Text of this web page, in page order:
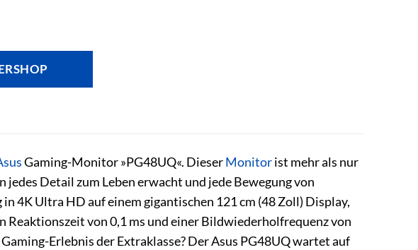
Gaming-Monitor »PG48UQ«. DieserMonitorist mehr als nur
Detail zum Leben erwacht und jede Bewegung von
4K Ultra HD auf einem gigantischen 121 cm (48 Zoll) Display,
von 0,1 ms und einer Bildwiederholfrequenz von
Erlebnis der Extraklasse? Der Asus PG48UQ wartet auf